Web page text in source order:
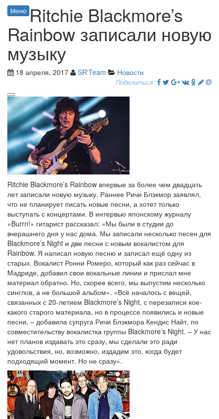
Меню Ritchie Blackmore’s
Rainbow записали новую
музыку
18 апреля, 2017 SR'Team Новости
Поделиться:
Ritchie Blackmore’s Rainbow впервые за более чем двадцать
лет записали новую музыку. Раннее Ричи Блэкмор заявлял,
что не планирует писать новые песни, а хотет только
выступать с концертами. В интервью японскому журналу
«Burrn!» гитарист рассказал: «Мы были в студии до
вчерашнего дня у нас дома. Мы записали несколько песен для
Blackmore’s Night и две песни с новым вокалистом для
Rainbow. Я написал новую песню и записал ещё одну из
старых. Вокалист Ронни Ромеро, который как раз сейчас в
Мадриде, добавил свои вокальные линии и прислал мне
материал обратно. Но, скорее всего, мы выпустим несколько
синглов, а не большой альбом». «Всё началось с вещей,
связанных с 20-летием Blackmore’s Night, с перезаписи кое-
какого старого материала, но в процессе появились и новые
песни, – добавила супруга Ричи Блэкмора Кендис Найт, по
совместительству вокалистка группы Blackmore’s Night. – У нас
нет планов издавать это сразу, мы сделали это ради
удовольствия, но, возможно, издадим это, когда будет
подходящий момент. Но не сразу».